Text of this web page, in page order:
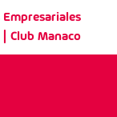
|Club Manaco